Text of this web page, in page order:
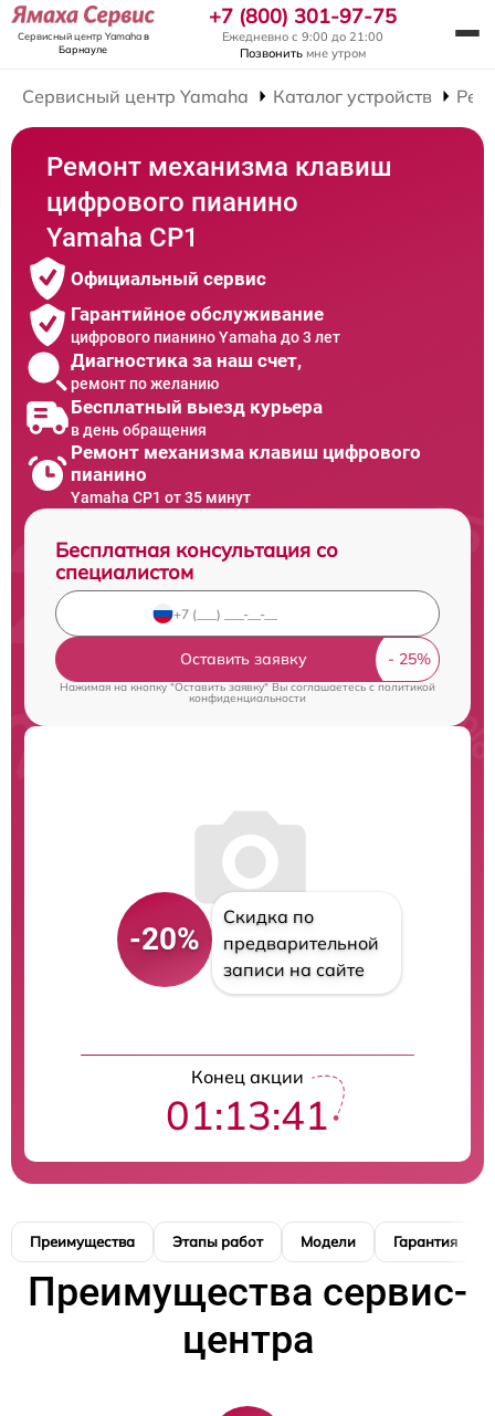
Сервисный центр Yamahaв
Барнауле
+7 (800) 301-97-75
Ежедневно с 9:00 до 21:00
Позвонить мне утром
Сервисный центр Yamaha Каталог устройств
Ремонт механизма клавиш
цифрового пианино
Yamaha CP1
Официальный сервис
Гарантийное обслуживание
цифрового пианино Yamaha до 3 лет
Диагностика за наш счет,
ремонт по желанию
Бесплатный выезд курьера
в день обращения
Ремонт механизма клавиш цифрового
пианино
Yamaha CP1 от 35 минут
Бесплатная консультация со
специалистом
Оставить заявку
Нажимая на кнопку "Оставить заявку" Вы соглашаетесь cполитикой
конфиденциальности
-20%
Скидка по
предварительной
записи на сайте
Конец акции
01:13:40
Преимущества Этапы работ Модели Гарантия
Преимущества сервис-
центра